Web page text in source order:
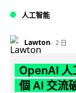
人工智能
Lawton 2 日
OpenAI 人
個 AI 交流